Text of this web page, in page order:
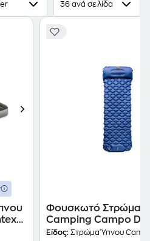
36 ανά σελίδα
Φουσκωτό Στρώμα
Camping Campo
- Μπλε
Είδος: Στρώμα Ύπνου